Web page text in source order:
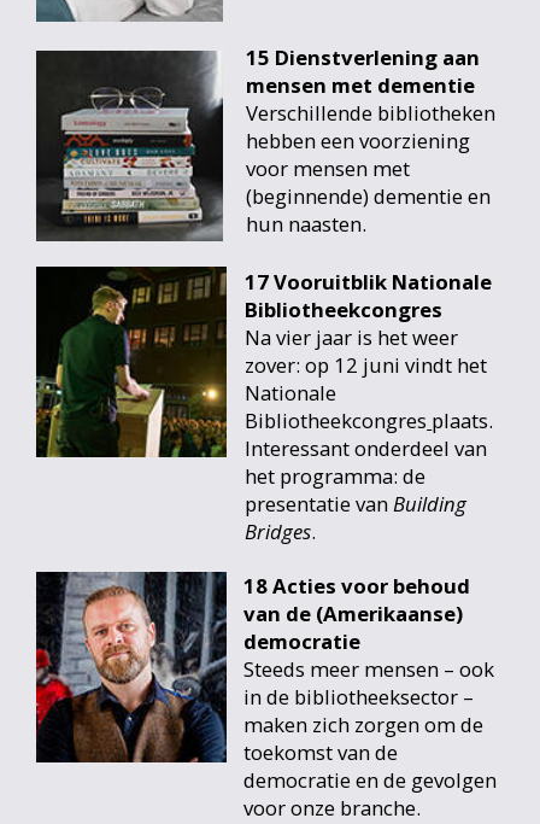
18 Acties voor behoud
van de (Amerikaanse)
democratie
Steeds meer mensen – ook
in de bibliotheeksector –
maken zich zorgen om de
toekomst van de
democratie en de gevolgen
voor onze branche.
17 Vooruitblik Nationale
Bibliotheekcongres
Na vier jaar is het weer
zover: op 12 juni vindt het
Nationale
Bibliotheekcongres plaats.
Interessant onderdeel van
het programma: de
presentatie vanBuilding
Bridges.
15 Dienstverlening aan
mensen met dementie
Verschillende bibliotheken
hebben een voorziening
voor mensen met
(beginnende) dementie en
hun naasten.